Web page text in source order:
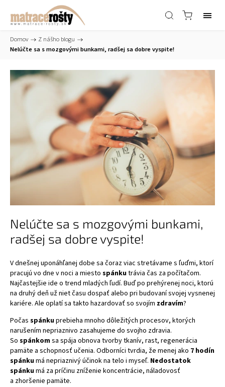
Domov / Z nášho blogu /
Nelúčte sa s mozgovými bunkami, radšej sa dobre vyspite!
Nelúčte sa s mozgovými bunkami,
radšej sa dobre vyspite!
V dnešnej uponáhľanej dobe sa čoraz viac stretávame s ľuďmi, ktorí
pracujú vo dne v noci a miesto spánkutrávia čas za počítačom.
Najčastejšie ide o trend mladých ľudí. Buď po prehýrenej noci, ktorú
na druhý deň už niet času dospať alebo pri budovaní svojej vysnenej
kariére. Ale oplatí sa takto hazardovať so svojím zdravím?
Počas spánkuprebieha mnoho dôležitých procesov, ktorých
narušením nepriaznivo zasahujeme do svojho zdravia.
So spánkomsa spája obnova tvorby tkanív, rast, regenerácia
pamäte a schopnosť učenia. Odborníci tvrdia, že menej ako 7 hodín
spánkumá nepriaznivý účinok na telo i myseľ. Nedostatok
spánkumá za príčinu zníženie koncentrácie, náladovosť
a zhoršenie pamäte.